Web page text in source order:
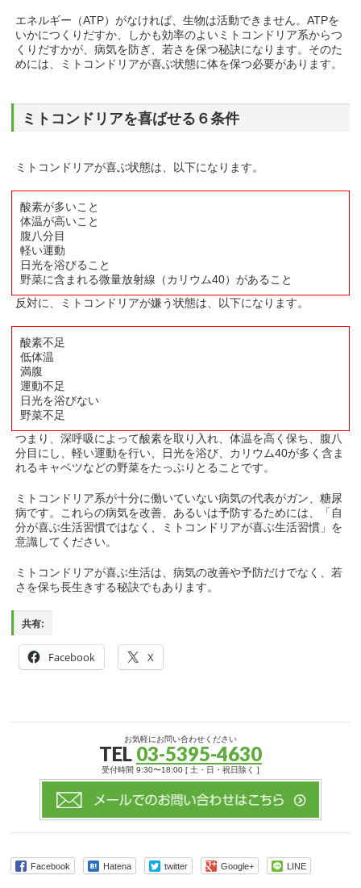
エネルギー（ATP）がなければ、生物は活動できません。ATPを
いかにつくりだすか、しかも効率のよいミトコンドリア系からつ
くりだすかが、病気を防ぎ、若さを保つ秘訣になります。そのた
めには、ミトコンドリアが喜ぶ状態に体を保つ必要があります。
ミトコンドリアを喜ばせる６条件
ミトコンドリアが喜ぶ状態は、以下になります。
酸素が多いこと
体温が高いこと
腹八分目
軽い運動
日光を浴びること
野菜に含まれる微量放射線（カリウム40）があること
反対に、ミトコンドリアが嫌う状態は、以下になります。
酸素不足
低体温
満腹
運動不足
日光を浴びない
野菜不足
つまり、深呼吸によって酸素を取り入れ、体温を高く保ち、腹八
分目にし、軽い運動を行い、日光を浴び、カリウム40が多く含ま
れるキャベツなどの野菜をたっぷりとることです。
ミトコンドリア系が十分に働いていない病気の代表がガン、糖尿
病です。これらの病気を改善、あるいは予防するためには、「自
分が喜ぶ生活習慣ではなく、ミトコンドリアが喜ぶ生活習慣」を
意識してください。
ミトコンドリアが喜ぶ生活は、病気の改善や予防だけでなく、若
さを保ち長生きする秘訣でもあります。
共有:
Facebook X
お気軽にお問い合わせください
TEL 03-5395-4630
受付時間 9:30〜18:00 [ 土・日・祝日除く ]
Facebook Hatena twitter Google+ LINE